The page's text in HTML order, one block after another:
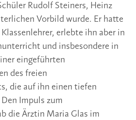
Rudolf Steiners, Heinz
Vorbild wurde. Er hatte
erlebte ihn aber in
und insbesondere in
eingeführten
des freien
die auf ihn einen tiefen
Impuls zum
die Ärztin Maria Glas im